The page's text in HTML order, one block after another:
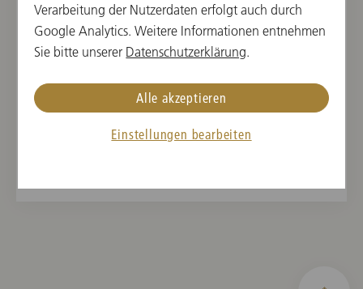
19:30
Großes Festspielhaus, Salzburg, Österreich
DIRIGENT
Franz Welser-Möst
WERKE VON
Mieczyslaw Weinberg,
Anton Bruckner
Verarbeitung der Nutzerdaten erfolgt auch durch
Google Analytics. Weitere Informationen entnehmen
Sie bitte unserer Datenschutzerklärung.
Einstellungen bearbeiten
Alle akzeptieren